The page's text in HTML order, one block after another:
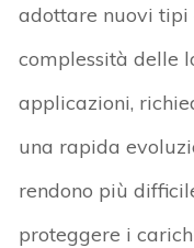
adottare nuovi tipi
complessità delle
applicazioni,
una rapida
rendono più
proteggere i